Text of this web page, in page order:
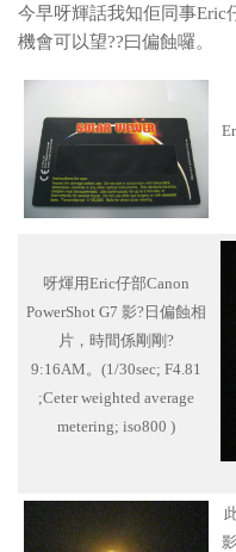
今早呀輝話我知佢同事Eric
機會可以望??曰偏蝕囉。
呀煇用Eric仔部Canon
PowerShot G7 影?日偏蝕相
片，時間係剛剛?
9:16AM。(1/30sec; F4.81
;Ceter weighted average
metering; iso800 )